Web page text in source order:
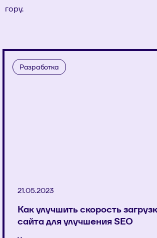
гору.
Разработка
21.05.2023
Как улучшить скорость
сайта для улучшения SEO